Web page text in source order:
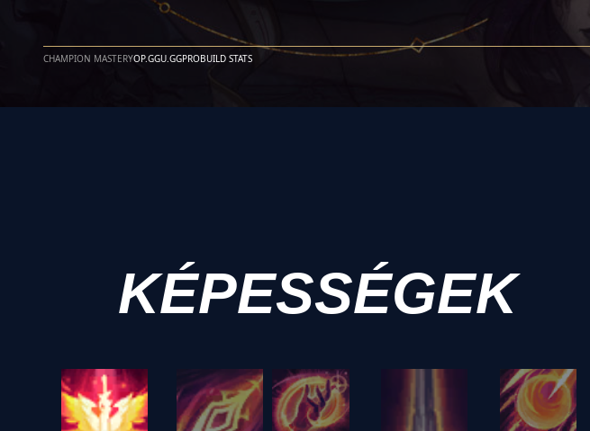
CHAMPION MASTERYOP.GGU.GGPROBUILD STATS
KÉPESSÉGEK